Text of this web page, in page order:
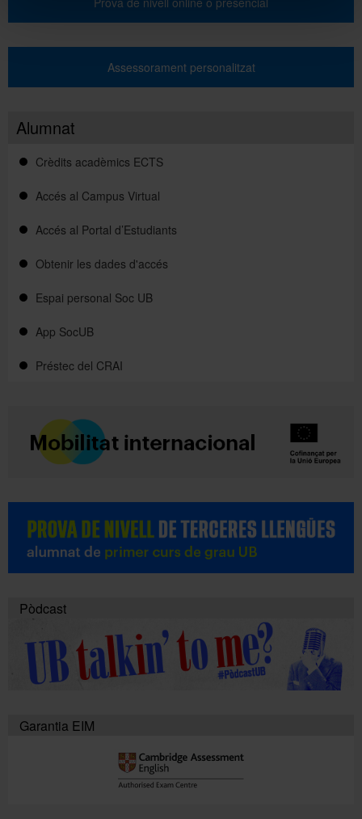
Assessorament personalitzat
Alumnat
Crèdits acadèmics ECTS
Accés al Campus Virtual
Accés al Portal d’Estudiants
Obtenir les dades d'accés
Espai personal Soc UB
App SocUB
Préstec del CRAI
Pòdcast
Garantia EIM